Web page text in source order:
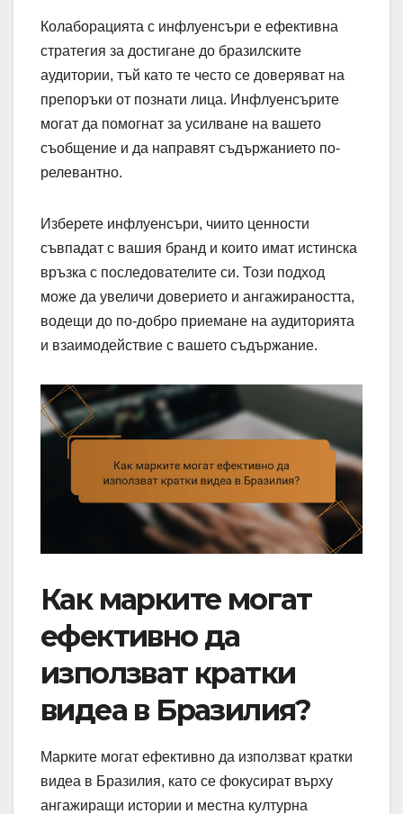
Колаборацията с инфлуенсъри е ефективна
стратегия за достигане до бразилските
аудитории, тъй като те често се доверяват на
препоръки от познати лица. Инфлуенсърите
могат да помогнат за усилване на вашето
съобщение и да направят съдържанието по-
релевантно.
Изберете инфлуенсъри, чиито ценности
съвпадат с вашия бранд и които имат истинска
връзка с последователите си. Този подход
може да увеличи доверието и ангажираността,
водещи до по-добро приемане на аудиторията
и взаимодействие с вашето съдържание.
Как марките могат
ефективно да
използват кратки
видеа в Бразилия?
Марките могат ефективно да използват кратки
видеа в Бразилия, като се фокусират върху
ангажиращи истории и местна културна